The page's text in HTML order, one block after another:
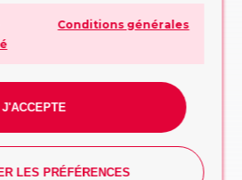
le formulaire, nous vous
la conception ou la décision
WhatsApp
WHATSAPP
Conditions générales
J'ACCEPTE
LES PRÉFÉRENCES